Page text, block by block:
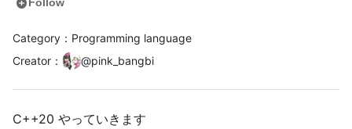
Category：Programming language
Creator ： @pink_bangbi
C++20 やっていきます